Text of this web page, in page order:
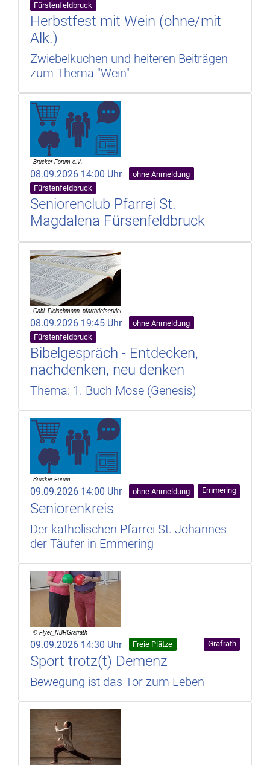
Fürstenfeldbruck
Herbstfest mit Wein (ohne/mit
Alk.)
Zwiebelkuchen und heiteren Beiträgen
zum Thema "Wein"
08.09.2026 14:00 Uhr
ohne Anmeldung
Fürstenfeldbruck
Seniorenclub Pfarrei St.
Magdalena Fürsenfeldbruck
08.09.2026 19:45 Uhr
ohne Anmeldung
Fürstenfeldbruck
Bibelgespräch - Entdecken,
nachdenken, neu denken
Thema: 1. Buch Mose (Genesis)
09.09.2026 14:00 Uhr ohne Anmeldung Emmering
Seniorenkreis
Der katholischen Pfarrei St. Johannes
der Täufer in Emmering
09.09.2026 14:30 Uhr Freie Plätze Grafrath
Sport trotz(t) Demenz
Bewegung ist das Tor zum Leben